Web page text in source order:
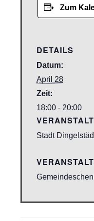
Zum
DETAILS
Datum:
April 28
Zeit:
18:00 - 20:00
Stadt